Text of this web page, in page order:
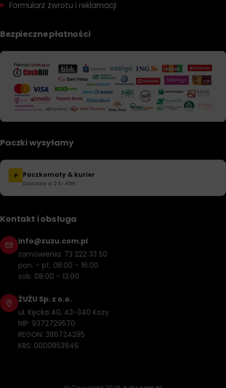
Formularz zwrotu i reklamacji
Bezpieczne płatności
Paczki wysyłamy
P Paczkomaty & kurier
Dostawa w 24–48h
Kontakt i obsługa
info@zuzu.com.pl
zamówienia: 73 222 33 50
pon. – pt. 08:00 – 16:00
sob. 08:00 – 13:00
ŻUŻU Sp. z o.o.
ul. Kęcka 40, 43-340 Kozy
NIP: 9372729570
REGON: 386724285
KRS: 0000853946